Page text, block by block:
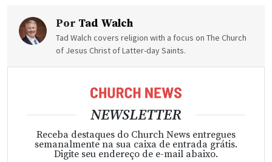
Por Tad Walch
Tad Walch covers religion with a focus on The Church
of Jesus Christ of Latter-day Saints.
NEWSLETTER
Receba destaques do Church News entregues
semanalmente na sua caixa de entrada grátis.
Digite seu endereço de e-mail abaixo.